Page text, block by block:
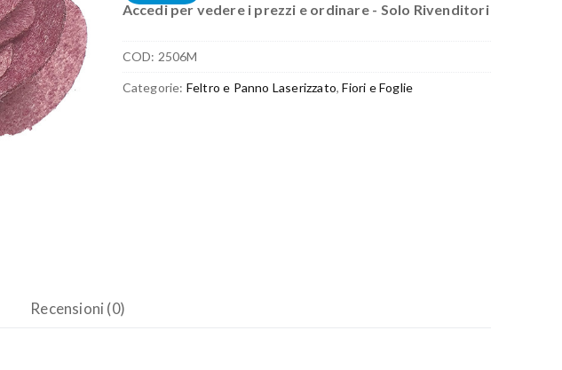
Accedi per vedere i prezzi e ordinare - Solo Rivenditori
COD: 2506M
Categorie: Feltro e Panno Laserizzato,Fiori e Foglie
Recensioni (0)